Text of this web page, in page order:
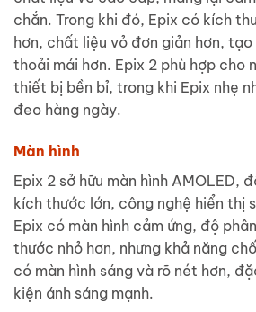
chắn. Trong khi đó, Epix có kích
hơn, chất liệu vỏ đơn giản hơn,
thoải mái hơn. Epix 2 phù hợp cho
thiết bị bền bỉ, trong khi Epix nhẹ
đeo hàng ngày.
Màn hình
Epix 2 sở hữu màn hình AMOLED,
kích thước lớn, công nghệ hiển thị
Epix có màn hình cảm ứng, độ
thước nhỏ hơn, nhưng khả năng
có màn hình sáng và rõ nét hơn,
kiện ánh sáng mạnh.